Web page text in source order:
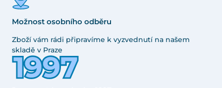
Možnost osobního odběru
Zboží vám rádi připravíme k vyzvednutí na našem
skladě v Praze